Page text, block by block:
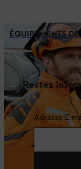
ÉQUIPEMENTS
Restez
Adresse E-